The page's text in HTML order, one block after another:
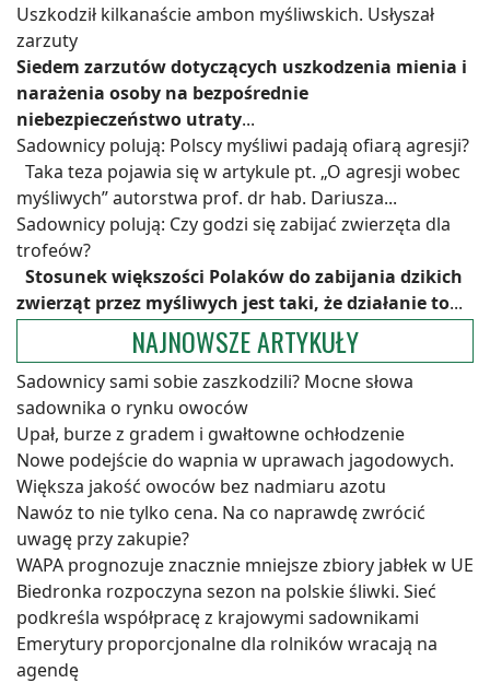
Uszkodził kilkanaście ambon myśliwskich. Usłyszał
zarzuty
Siedem zarzutów dotyczących uszkodzenia mienia i
narażenia osoby na bezpośrednie
niebezpieczeństwo utraty...
Sadownicy polują: Polscy myśliwi padają ofiarą agresji?
Taka teza pojawia się w artykule pt. „O agresji wobec
myśliwych” autorstwa prof. dr hab. Dariusza...
Sadownicy polują: Czy godzi się zabijać zwierzęta dla
trofeów?
Stosunek większości Polaków do zabijania dzikich
zwierząt przez myśliwych jest taki, że działanie to...
NAJNOWSZE ARTYKUŁY
Sadownicy sami sobie zaszkodzili? Mocne słowa
sadownika o rynku owoców
Upał, burze z gradem i gwałtowne ochłodzenie
Nowe podejście do wapnia w uprawach jagodowych.
Większa jakość owoców bez nadmiaru azotu
Nawóz to nie tylko cena. Na co naprawdę zwrócić
uwagę przy zakupie?
WAPA prognozuje znacznie mniejsze zbiory jabłek w UE
Biedronka rozpoczyna sezon na polskie śliwki. Sieć
podkreśla współpracę z krajowymi sadownikami
Emerytury proporcjonalne dla rolników wracają na
agendę